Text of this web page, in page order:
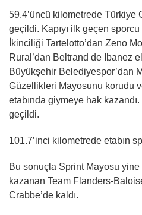
59.4’üncü kilometrede Türkiye
geçildi. Kapıyı ilk geçen
İkinciliği Tartelotto’dan Zeno
Rural’dan Beltrand de Ibanez
Büyükşehir Belediyespor’dan
Güzellikleri Mayosunu korudu
etabında giymeye hak
geçildi.
101.7’inci kilometrede etabın
Bu sonuçla Sprint Mayosu yine
kazanan Team Flanders-
Crabbe’de kaldı.